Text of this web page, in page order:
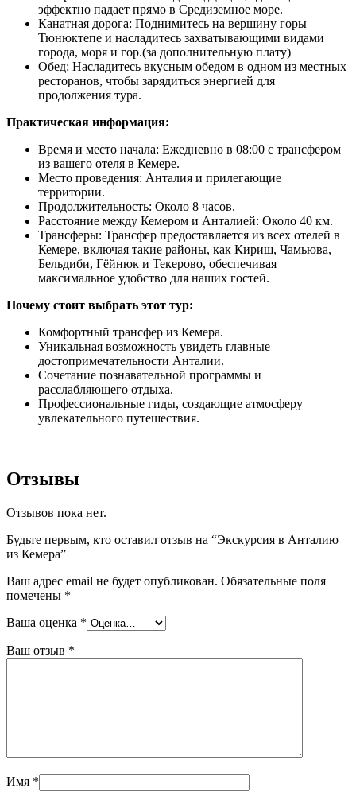
эффектно падает прямо в Средиземное море.
Канатная дорога: Поднимитесь на вершину горы
Тюнюктепе и насладитесь захватывающими видами
города, моря и гор.(за дополнительную плату)
Обед: Насладитесь вкусным обедом в одном из местных
ресторанов, чтобы зарядиться энергией для
продолжения тура.
Практическая информация:
Время и место начала: Ежедневно в 08:00 с трансфером
из вашего отеля в Кемере.
Место проведения: Анталия и прилегающие
территории.
Продолжительность: Около 8 часов.
Расстояние между Кемером и Анталией: Около 40 км.
Трансферы: Трансфер предоставляется из всех отелей в
Кемере, включая такие районы, как Кириш, Чамьюва,
Бельдиби, Гёйнюк и Текерово, обеспечивая
максимальное удобство для наших гостей.
Почему стоит выбрать этот тур:
Комфортный трансфер из Кемера.
Уникальная возможность увидеть главные
достопримечательности Анталии.
Сочетание познавательной программы и
расслабляющего отдыха.
Профессиональные гиды, создающие атмосферу
увлекательного путешествия.
Отзывы
Отзывов пока нет.
Будьте первым, кто оставил отзыв на “Экскурсия в Анталию
из Кемера”
Ваш адрес email не будет опубликован. Обязательные поля
помечены *
Ваша оценка *
Ваш отзыв *
Имя *